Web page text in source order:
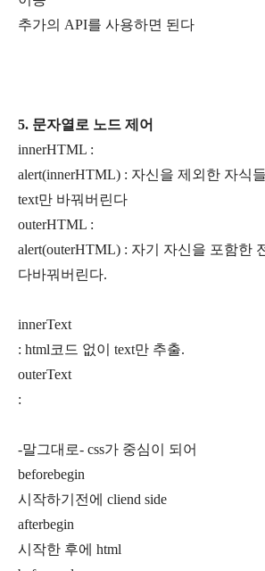
추가의 API를 사용하면 된다
5. 문자열로 노드 제어
innerHTML :
alert(innerHTML) : 자신을 제외한 자식
text만 바꿔버린다
outerHTML :
alert(outerHTML) : 자기 자신을 포함한
다바꿔버린다.
innerText
: html코드 없이 text만 추출.
outerText
:
-말그대로- css가 중심이 되어
beforebegin
시작하기전에 cliend side
afterbegin
시작한 후에 html